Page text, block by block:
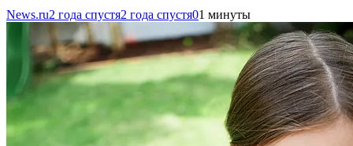
News.ru2 года спустя2 года спустя01 минуты